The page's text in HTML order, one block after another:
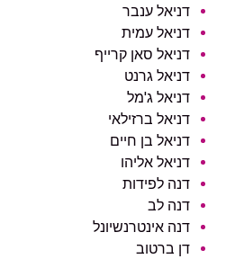
דניאל ענבר
דניאל עמית
דניאל סאן קרייף
דניאל גרנט
דניאל ג'מל
דניאל ברזילאי
דניאל בן חיים
דניאל אליהו
דנה לפידות
דנה לב
דנה אינטרנשיונל
דן ברטוב